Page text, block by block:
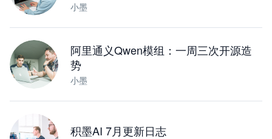
小墨
阿里通义Qwen模组：一周三次开源造
势
小墨
积墨AI 7月更新日志